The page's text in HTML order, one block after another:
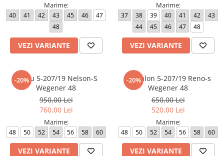
Marime:
40 41 42 43 45 46
47
48
VEZI VARIANTE
Marime:
37 38 39 40 41 42
43
44
45 46 47 48
VEZI VARIANTE
-20%
Sacou 5-207/19 Nelson-S
Wegener 48
950,00 Lei
760,00 Lei
Marime:
48 50 52 54 56 58 60
VEZI VARIANTE
-20%
Pantalon 5-207/19 Reno-s
Wegener 48
650,00 Lei
520,00 Lei
Marime:
48 50 52 54 56 58 60
VEZI VARIANTE